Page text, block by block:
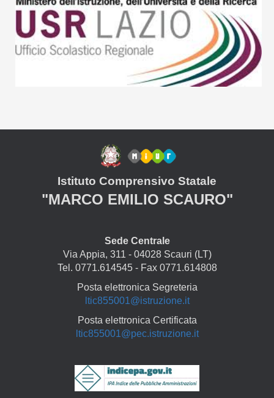
Istituto Comprensivo Statale
"MARCO EMILIO SCAURO"
Sede Centrale
Via Appia, 311 - 04028 Scauri (LT)
Tel. 0771.614545 - Fax 0771.614808
Posta elettronica Segreteria
ltic855001@istruzione.it
Posta elettronica Certificata
ltic855001@pec.istruzione.it